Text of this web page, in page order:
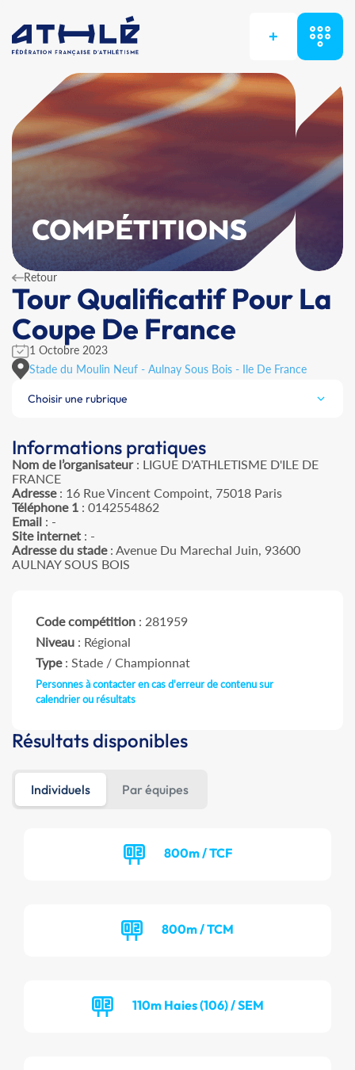
+
COMPÉTITIONS
Retour
Tour Qualificatif Pour La
Coupe De France
1 Octobre 2023
Stade du Moulin Neuf - Aulnay Sous Bois - Ile De France
Choisir une rubrique
Informations pratiques
Nom de l’organisateur: LIGUE D'ATHLETISME D'ILE DE
FRANCE
Adresse: 16 Rue Vincent Compoint, 75018 Paris
Téléphone 1 : 0142554862
Email : -
Site internet : -
Adresse du stade: Avenue Du Marechal Juin, 93600
AULNAY SOUS BOIS
Code compétition : 281959
Niveau : Régional
Type: Stade / Championnat
Personnes à contacter en cas d'erreur de contenu sur
calendrier ou résultats
Résultats disponibles
Individuels Par équipes
800m / TCF
800m / TCM
110m Haies (106) / SEM